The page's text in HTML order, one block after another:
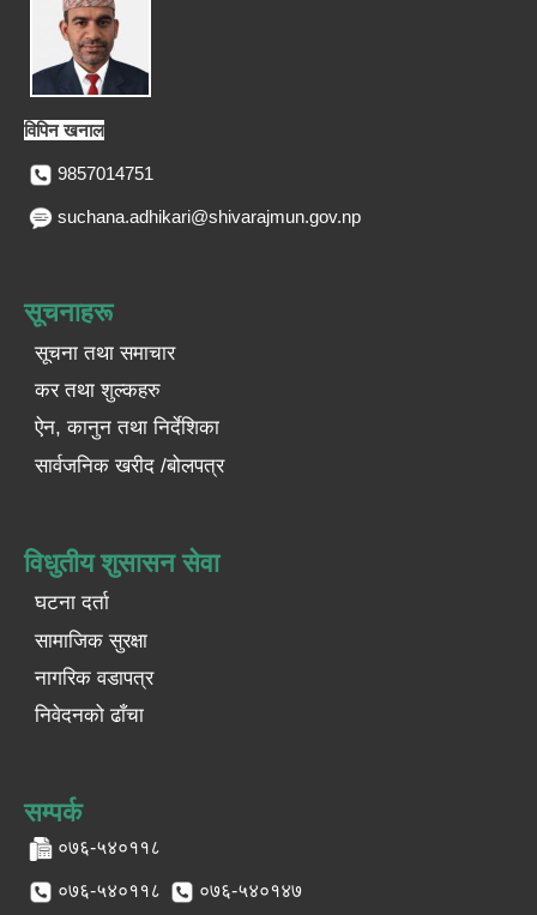
विपिन खनाल
9857014751
suchana.adhikari@shivarajmun.gov.np
सूचनाहरू
सूचना तथा समाचार
कर तथा शुल्कहरु
ऐन, कानुन तथा निर्देशिका
सार्वजनिक खरीद /बोलपत्र
विधुतीय शुसासन सेवा
घटना दर्ता
सामाजिक सुरक्षा
नागरिक वडापत्र
निवेदनको ढाँचा
सम्पर्क
०७६-५४०११८
०७६-५४०११८ ०७६-५४०१४७